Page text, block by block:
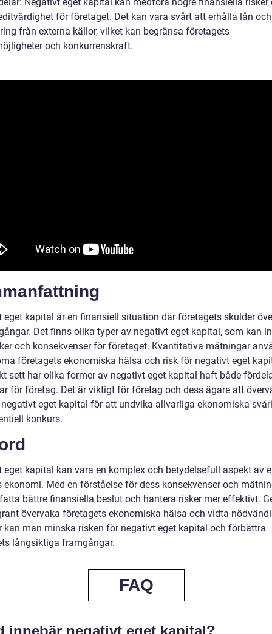
för företaget. Det kan vara svårt att erhålla lån och
från externa källor, vilket kan begränsa företagets
och konkurrenskraft.
eget kapital är en finansiell situation där företagets skulder
Det finns olika typer av negativt eget kapital, som kan
och konsekvenser för företaget. Kvantitativa mätningar
företagets ekonomiska hälsa och risk för negativt eget
sett har olika former av negativt eget kapital haft både
för företag. Det är viktigt för företag och dess ägare att
eget kapital för att undvika allvarliga ekonomiska
konkurs.
eget kapital kan vara en komplex och betydelsefull aspekt av
ekonomi. Med en förståelse för dess konsekvenser och
bättre finansiella beslut och hantera risker mer effektivt.
övervaka företagets ekonomiska hälsa och vidta
kan man minska risken för negativt eget kapital och förbättra
långsiktiga framgångar.
FAQ
innebär negativt eget kapital?